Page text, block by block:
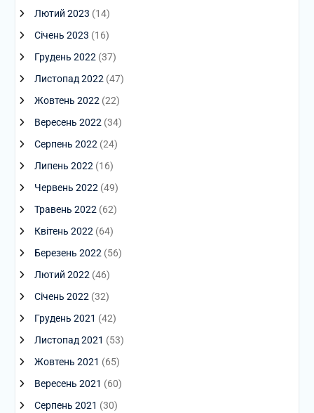
Лютий 2023 (14)
Січень 2023 (16)
Грудень 2022 (37)
Листопад 2022 (47)
Жовтень 2022 (22)
Вересень 2022 (34)
Серпень 2022 (24)
Липень 2022 (16)
Червень 2022 (49)
Травень 2022 (62)
Квітень 2022 (64)
Березень 2022 (56)
Лютий 2022 (46)
Січень 2022 (32)
Грудень 2021 (42)
Листопад 2021 (53)
Жовтень 2021 (65)
Вересень 2021 (60)
Серпень 2021 (30)